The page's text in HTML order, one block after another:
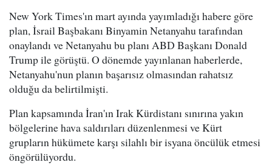
New York Times'ın mart ayında yayımladığı habere göre
plan, İsrail Başbakanı Binyamin Netanyahu tarafından
onaylandı ve Netanyahu bu planı ABD Başkanı Donald
Trump ile görüştü. O dönemde yayınlanan haberlerde,
Netanyahu'nun planın başarısız olmasından rahatsız
olduğu da belirtilmişti.
Plan kapsamında İran'ın Irak Kürdistanı sınırına yakın
bölgelerine hava saldırıları düzenlenmesi ve Kürt
grupların hükümete karşı silahlı bir isyana öncülük etmesi
öngörülüyordu.